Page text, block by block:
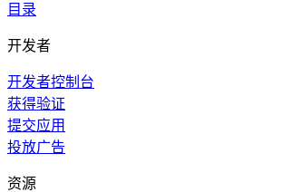
目录
开发者
开发者控制台
获得验证
提交应用
投放广告
资源